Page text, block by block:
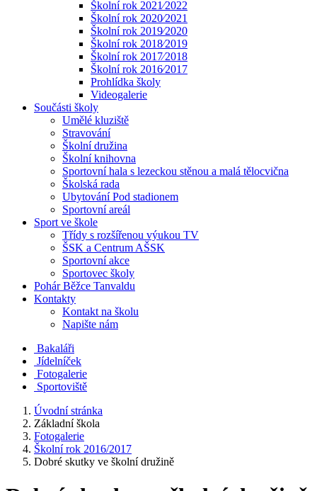
Školní rok 2021⁄2022
Školní rok 2020⁄2021
Školní rok 2019⁄2020
Školní rok 2018⁄2019
Školní rok 2017⁄2018
Školní rok 2016⁄2017
Prohlídka školy
Videogalerie
Součásti školy
Umělé kluziště
Stravování
Školní družina
Školní knihovna
Sportovní hala s lezeckou stěnou a malá tělocvična
Školská rada
Ubytování Pod stadionem
Sportovní areál
Sport ve škole
Třídy s rozšířenou výukou TV
ŠSK a Centrum AŠSK
Sportovní akce
Sportovec školy
Pohár Běžce Tanvaldu
Kontakty
Kontakt na školu
Napište nám
Bakaláři
Jídelníček
Fotogalerie
Sportoviště
Úvodní stránka
Základní škola
Fotogalerie
Školní rok 2016/2017
Dobré skutky ve školní družině